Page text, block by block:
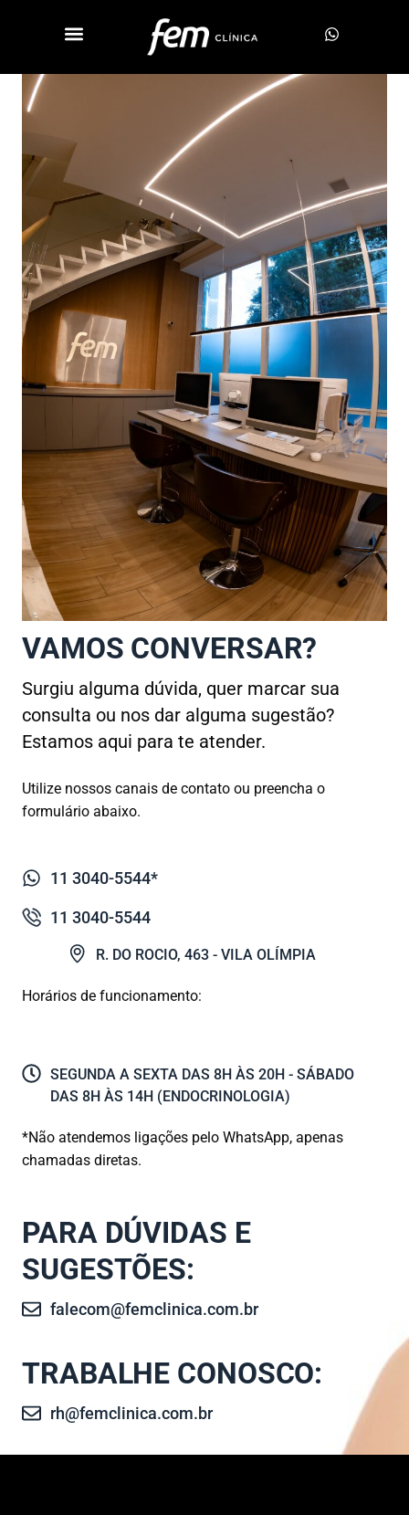
VAMOS CONVERSAR?
Surgiu alguma dúvida, quer marcar sua
consulta ou nos dar alguma sugestão?
Estamos aqui para te atender.
Utilize nossos canais de contato ou preencha o
formulário abaixo.
11 3040-5544*
11 3040-5544
R. DO ROCIO, 463 - VILA OLÍMPIA
Horários de funcionamento:
SEGUNDA A SEXTA DAS 8H ÀS 20H - SÁBADO
DAS 8H ÀS 14H (ENDOCRINOLOGIA)
*Não atendemos ligações pelo WhatsApp, apenas
chamadas diretas.
PARA DÚVIDAS E
SUGESTÕES:
falecom@femclinica.com.br
TRABALHE CONOSCO:
rh@femclinica.com.br